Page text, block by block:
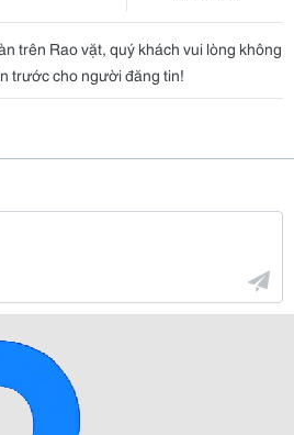
trên Rao vặt, quý khách vui lòng không
trước cho người đăng tin!